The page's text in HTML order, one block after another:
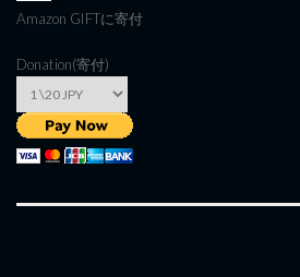
Amazon GIFTに寄付
Donation(寄付)